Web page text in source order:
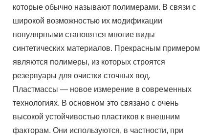
которые обычно называют полимерами. В связи с
широкой возможностью их модификации
популярными становятся многие виды
синтетических материалов. Прекрасным примером
являются полимеры, из которых строятся
резервуары для очистки сточных вод.
Пластмассы — новое измерение в современных
технологиях. В основном это связано с очень
высокой устойчивостью пластиков к внешним
факторам. Они используются, в частности, при